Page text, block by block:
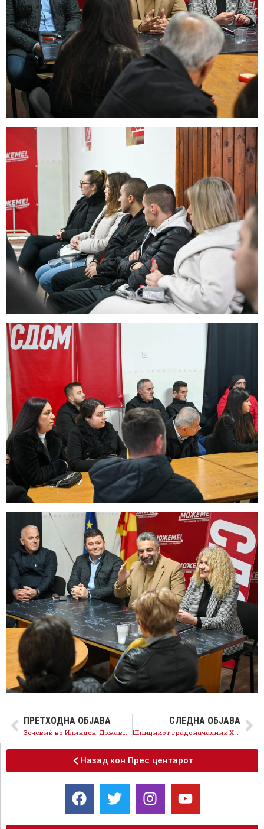
ПРЕТХОДНА ОБЈАВА СЛЕДНА ОБЈАВА
Шпицниот градоначалник Христијан Мицкоски и неспособните кадри на ВМРО-ДПМНЕ за една година го уништија Скопје
Назад кон Прес центарот